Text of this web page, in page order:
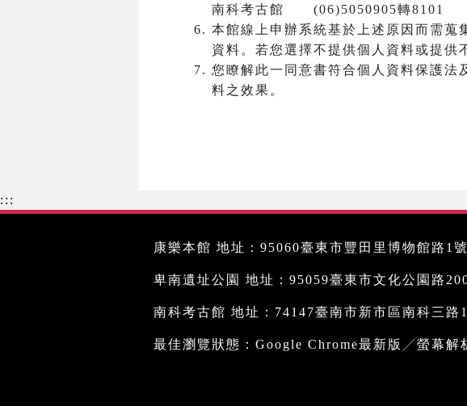
南科考古館 (06)5050905轉8101
本館線上申辦系統基於上述原因而需蒐
資料。若您選擇不提供個人資料或提供
您瞭解此一同意書符合個人資料保護法
料之效果。
:::
康樂本館 地址：95060臺東市豐田里博物館路1
卑南遺址公園 地址：95059臺東市文化公園路
南科考古館 地址：74147臺南市新市區南科三
最佳瀏覽狀態：Google Chrome最新版╱螢幕解